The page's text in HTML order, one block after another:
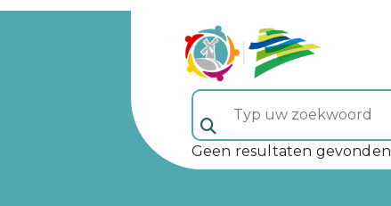
Typ uw zoekwoord (veld 5)
Geen resultaten gevonden